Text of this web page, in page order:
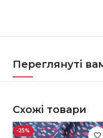
Переглянуті
Схожі товари
-25%